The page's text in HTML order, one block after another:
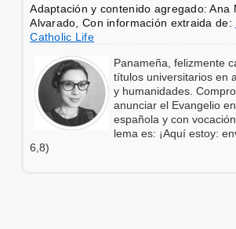
Adaptación y contenido agregado: Ana
Alvarado, Con información extraida de:
Catholic Life
Panameña, felizmente
títulos universitarios en
y humanidades.
anunciar el Evangelio
española y con
lema es: ¡Aquí estoy:
6,8)